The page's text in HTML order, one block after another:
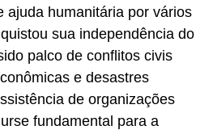
ajuda humanitária por vários
sua independência do
palco de conflitos civis
e desastres
de organizações
fundamental para a